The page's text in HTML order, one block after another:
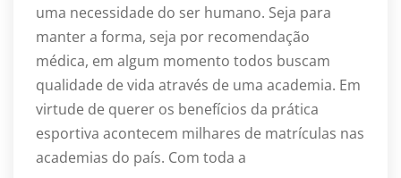
uma necessidade do ser humano. Seja para
manter a forma, seja por recomendação
médica, em algum momento todos buscam
qualidade de vida através de uma academia. Em
virtude de querer os benefícios da prática
esportiva acontecem milhares de matrículas nas
academias do país. Com toda a